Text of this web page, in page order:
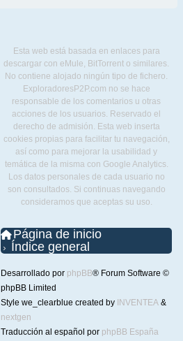
Esta web está basada en enlaces para
descargar con eMule, BitTorrent o similares.
No contiene alojado ningún tipo de fichero.
ExploradoresP2P.com no se hace
responsable de los comentarios u otras
acciones de los usuarios. Reservado el
derecho de admisión. Esta web inserta
cookies propias para facilitar tu navegación,
así como para mejorar la usabilidad y
temática de la misma con Google Analytics.
Los datos personales de cada usuario no
son consultados. Si continuas navegando
consideramos que aceptas su uso.
Página de inicio
Índice general
Desarrollado por phpBB® Forum Software ©
phpBB Limited
Style we_clearblue created by INVENTEA &
nextgen
Traducción al español por phpBB España